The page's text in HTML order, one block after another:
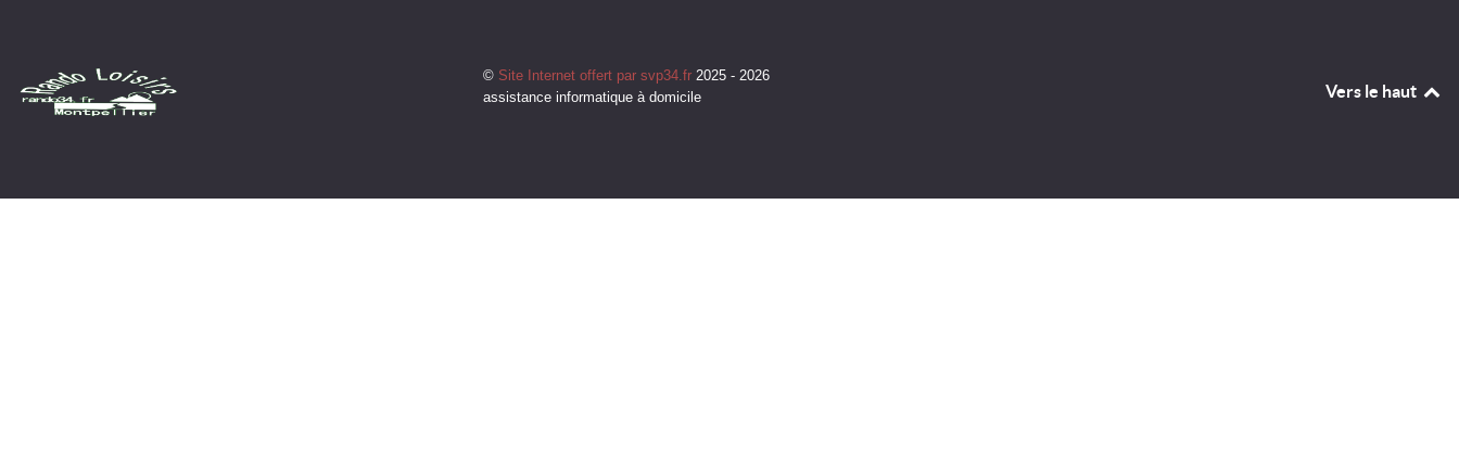
© Site Internet offert par svp34.fr2025 - 2026
assistance informatique à domicile
Vers le haut